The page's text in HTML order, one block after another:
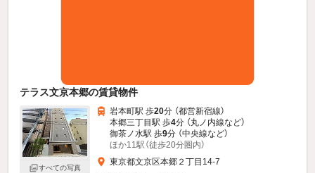
テラス文京本郷の賃貸物件
すべての写真
岩本町駅 歩20分 （都営新宿線）
本郷三丁目駅 歩4分 （丸ノ内線など）
御茶ノ水駅 歩9分 （中央線など）
ほか11駅（徒歩20分圏内）
東京都文京区本郷２丁目14-7